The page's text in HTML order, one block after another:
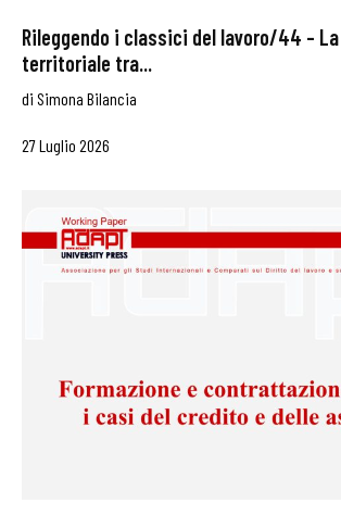
Rileggendo i classici del lavoro/44 –
territoriale tra...
di Simona Bilancia
27 Luglio 2026